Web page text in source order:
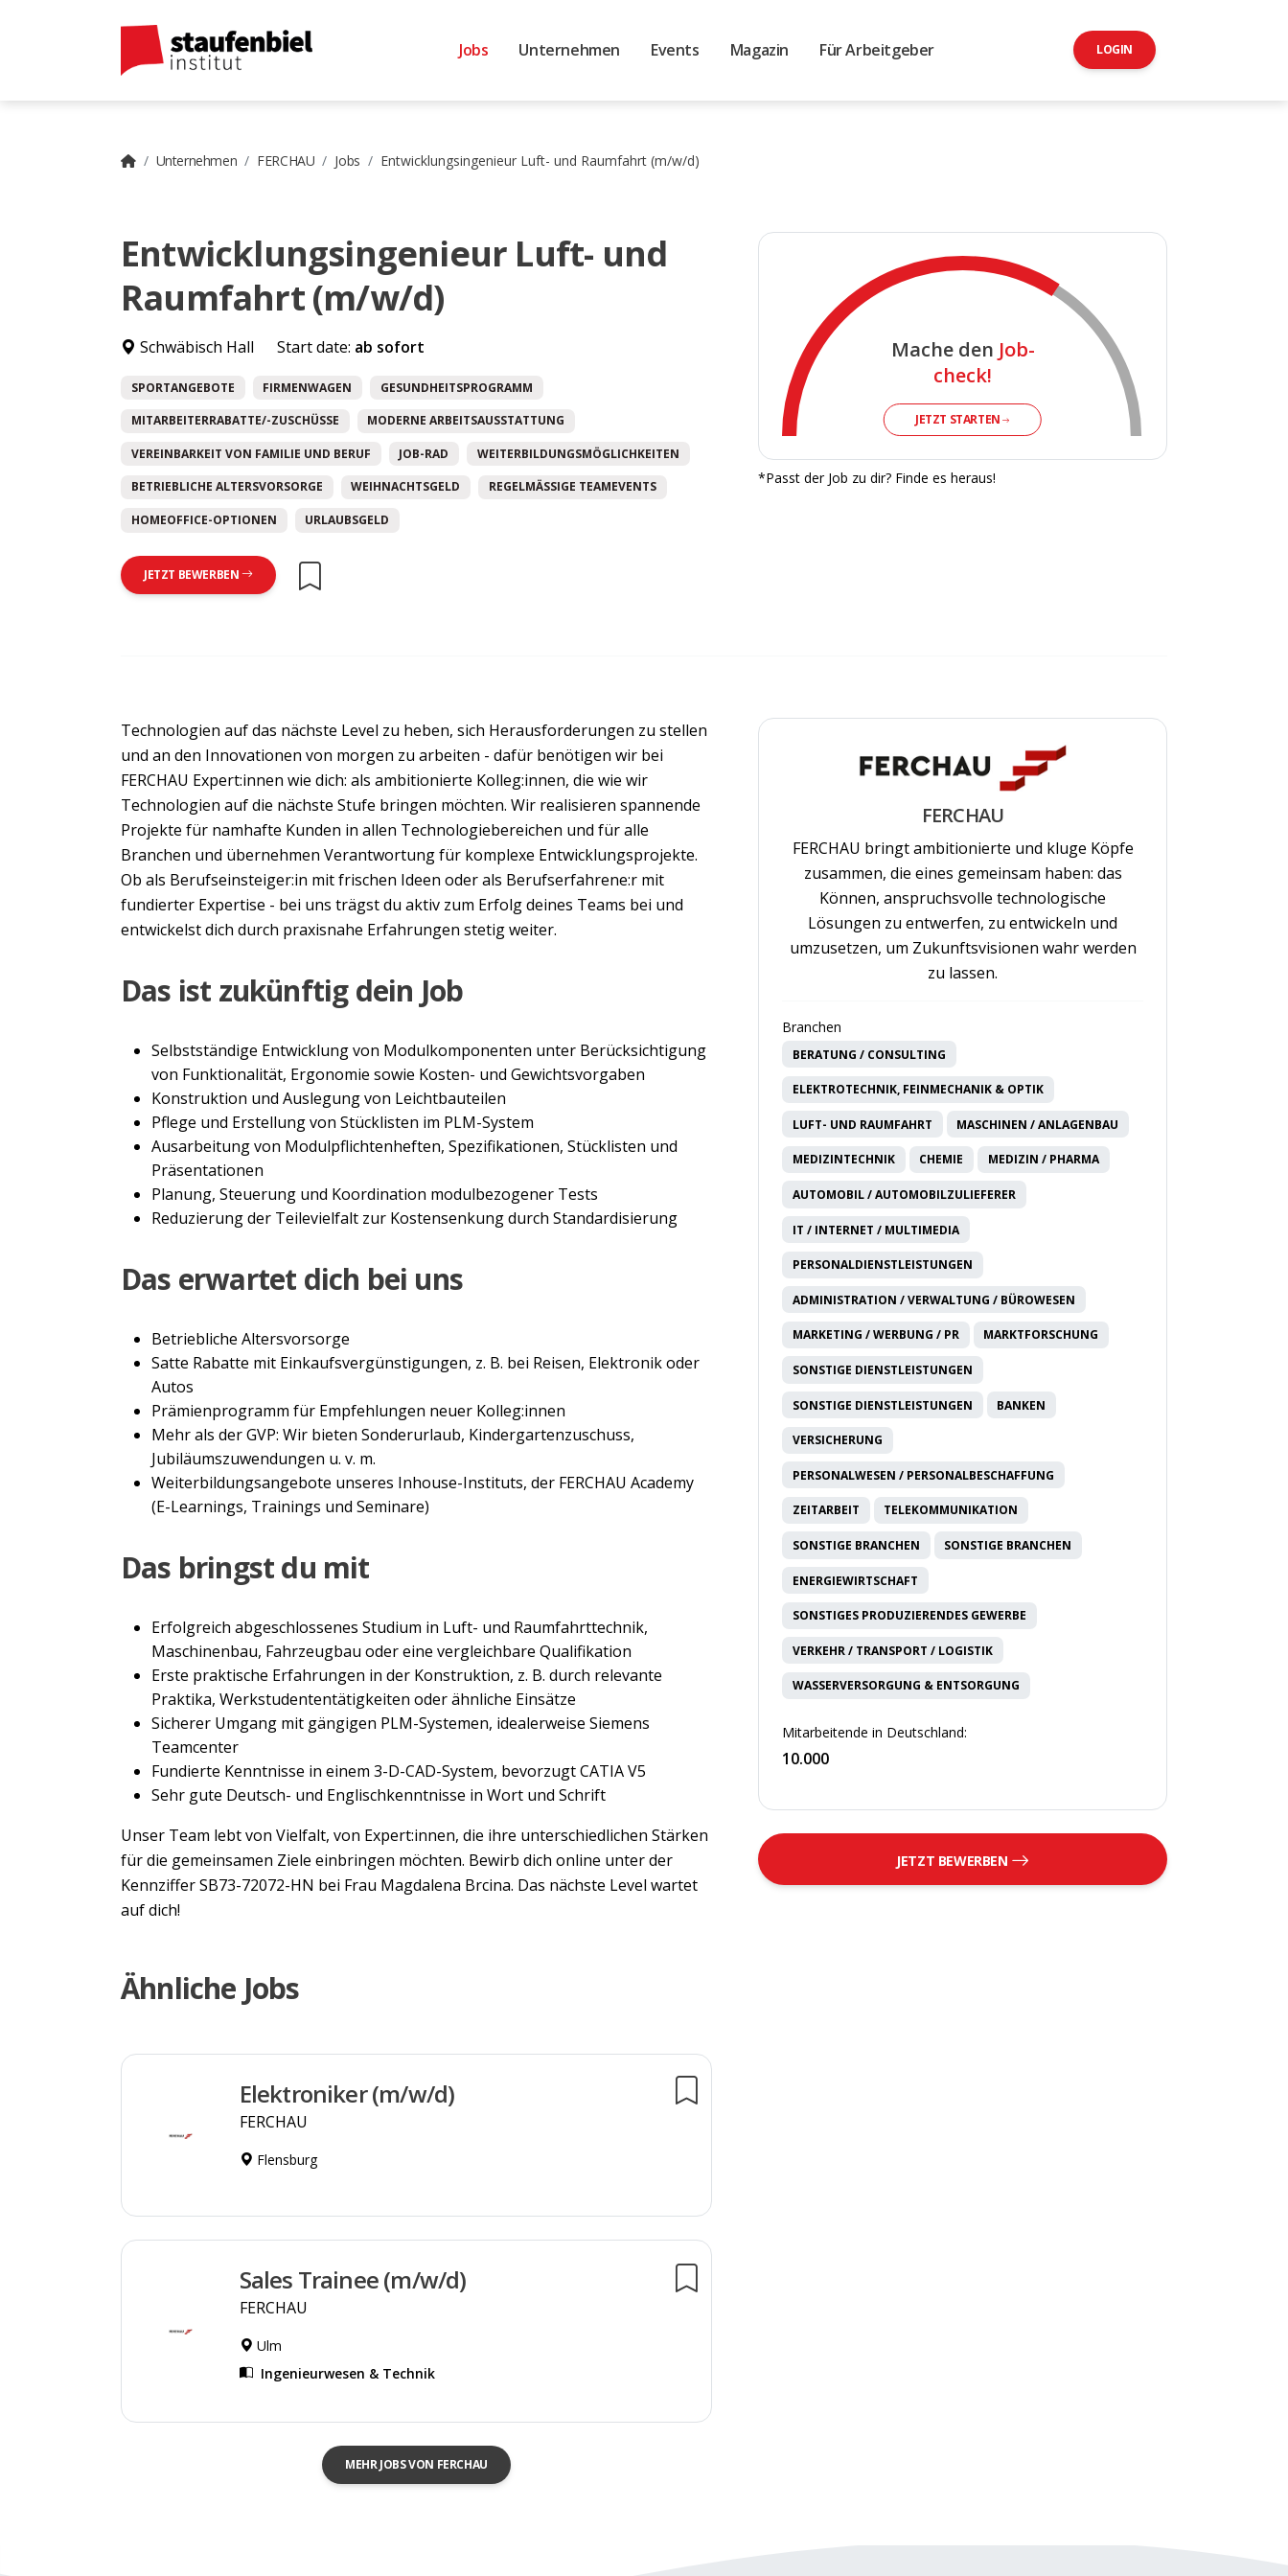
Jobs Unternehmen Events Magazin Für Arbeitgeber LOGIN
Unternehmen FERCHAU Jobs Entwicklungsingenieur Luft- und Raumfahrt (m/w/d)
Entwicklungsingenieur Luft- und
Raumfahrt (m/w/d)
Schwäbisch Hall Start date: ab sofort
SPORTANGEBOTE FIRMENWAGEN GESUNDHEITSPROGRAMM
MITARBEITERRABATTE/-ZUSCHÜSSE MODERNE ARBEITSAUSSTATTUNG
VEREINBARKEIT VON FAMILIE UND BERUF JOB-RAD WEITERBILDUNGSMÖGLICHKEITEN
BETRIEBLICHE ALTERSVORSORGE WEIHNACHTSGELD REGELMÄSSIGE TEAMEVENTS
HOMEOFFICE-OPTIONEN URLAUBSGELD
JETZT BEWERBEN
Mache den Job-
check!
JETZT STARTEN
*Passt der Job zu dir? Finde es heraus!
Technologien auf das nächste Level zu heben, sich Herausforderungen zu stellen
und an den Innovationen von morgen zu arbeiten - dafür benötigen wir bei
FERCHAU Expert:innen wie dich: als ambitionierte Kolleg:innen, die wie wir
Technologien auf die nächste Stufe bringen möchten. Wir realisieren spannende
Projekte für namhafte Kunden in allen Technologiebereichen und für alle
Branchen und übernehmen Verantwortung für komplexe Entwicklungsprojekte.
Ob als Berufseinsteiger:in mit frischen Ideen oder als Berufserfahrene:r mit
fundierter Expertise - bei uns trägst du aktiv zum Erfolg deines Teams bei und
entwickelst dich durch praxisnahe Erfahrungen stetig weiter.
Das ist zukünftig dein Job
Selbstständige Entwicklung von Modulkomponenten unter Berücksichtigung
von Funktionalität, Ergonomie sowie Kosten- und Gewichtsvorgaben
Konstruktion und Auslegung von Leichtbauteilen
Pflege und Erstellung von Stücklisten im PLM-System
Ausarbeitung von Modulpflichtenheften, Spezifikationen, Stücklisten und
Präsentationen
Planung, Steuerung und Koordination modulbezogener Tests
Reduzierung der Teilevielfalt zur Kostensenkung durch Standardisierung
Das erwartet dich bei uns
Betriebliche Altersvorsorge
Satte Rabatte mit Einkaufsvergünstigungen, z. B. bei Reisen, Elektronik oder
Autos
Prämienprogramm für Empfehlungen neuer Kolleg:innen
Mehr als der GVP: Wir bieten Sonderurlaub, Kindergartenzuschuss,
Jubiläumszuwendungen u. v. m.
Weiterbildungsangebote unseres Inhouse-Instituts, der FERCHAU Academy
(E-Learnings, Trainings und Seminare)
Das bringst du mit
Erfolgreich abgeschlossenes Studium in Luft- und Raumfahrttechnik,
Maschinenbau, Fahrzeugbau oder eine vergleichbare Qualifikation
Erste praktische Erfahrungen in der Konstruktion, z. B. durch relevante
Praktika, Werkstudententätigkeiten oder ähnliche Einsätze
Sicherer Umgang mit gängigen PLM-Systemen, idealerweise Siemens
Teamcenter
Fundierte Kenntnisse in einem 3-D-CAD-System, bevorzugt CATIA V5
Sehr gute Deutsch- und Englischkenntnisse in Wort und Schrift
Unser Team lebt von Vielfalt, von Expert:innen, die ihre unterschiedlichen Stärken
für die gemeinsamen Ziele einbringen möchten. Bewirb dich online unter der
Kennziffer SB73-72072-HN bei Frau Magdalena Brcina. Das nächste Level wartet
auf dich!
Ähnliche Jobs
Elektroniker (m/w/d)
FERCHAU
Flensburg
Sales Trainee (m/w/d)
FERCHAU
Ulm
Ingenieurwesen & Technik
MEHR JOBS VON FERCHAU
FERCHAU
FERCHAU bringt ambitionierte und kluge Köpfe
zusammen, die eines gemeinsam haben: das
Können, anspruchsvolle technologische
Lösungen zu entwerfen, zu entwickeln und
umzusetzen, um Zukunftsvisionen wahr werden
zu lassen.
Branchen
BERATUNG / CONSULTING
ELEKTROTECHNIK, FEINMECHANIK & OPTIK
LUFT- UND RAUMFAHRT MASCHINEN / ANLAGENBAU
MEDIZINTECHNIK CHEMIE MEDIZIN / PHARMA
AUTOMOBIL / AUTOMOBILZULIEFERER
IT / INTERNET / MULTIMEDIA
PERSONALDIENSTLEISTUNGEN
ADMINISTRATION / VERWALTUNG / BÜROWESEN
MARKETING / WERBUNG / PR MARKTFORSCHUNG
SONSTIGE DIENSTLEISTUNGEN
SONSTIGE DIENSTLEISTUNGEN BANKEN
VERSICHERUNG
PERSONALWESEN / PERSONALBESCHAFFUNG
ZEITARBEIT TELEKOMMUNIKATION
SONSTIGE BRANCHEN SONSTIGE BRANCHEN
ENERGIEWIRTSCHAFT
SONSTIGES PRODUZIERENDES GEWERBE
VERKEHR / TRANSPORT / LOGISTIK
WASSERVERSORGUNG & ENTSORGUNG
Mitarbeitende in Deutschland:
10.000
JETZT BEWERBEN